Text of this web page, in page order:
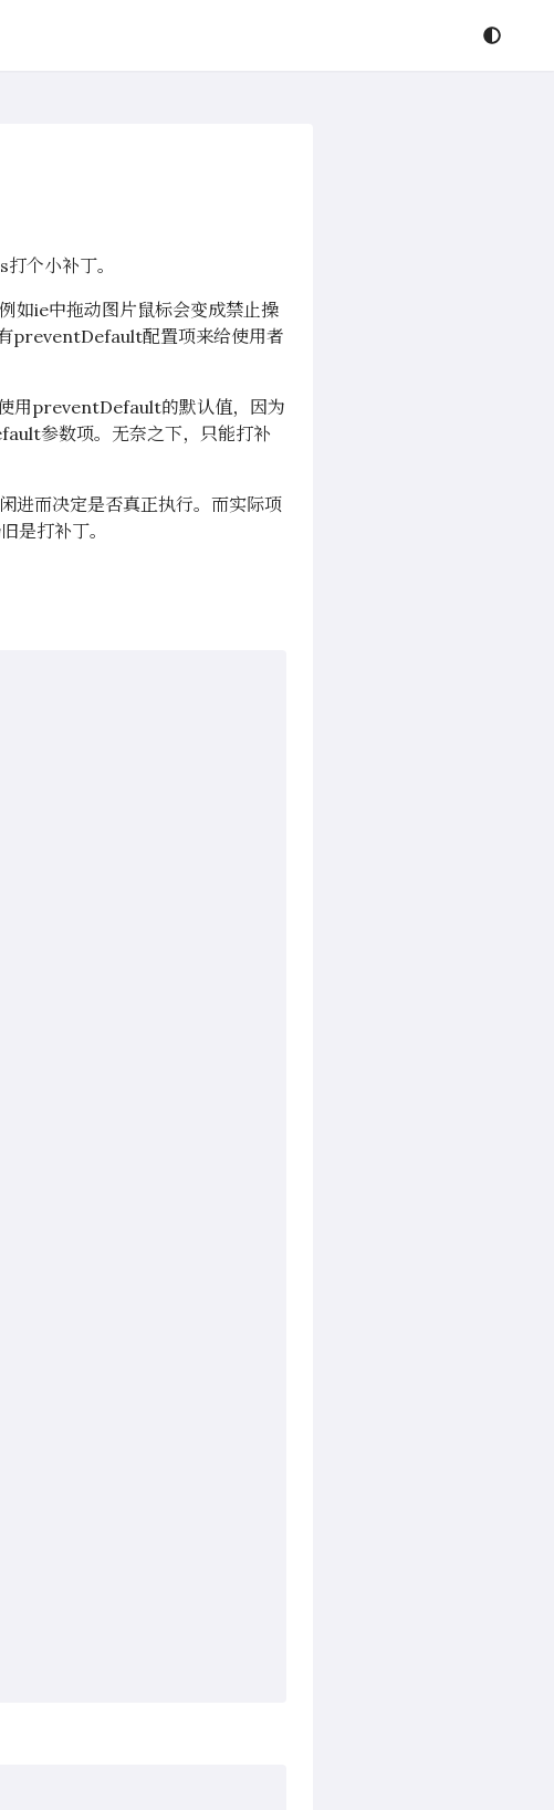
个小补丁。
如ie中拖动图片鼠标会变成禁止操
preventDefault配置项来给使用者
用preventDefault的默认值，因为
参数项。无奈之下，只能打补
而决定是否真正执行。而实际项
是打补丁。